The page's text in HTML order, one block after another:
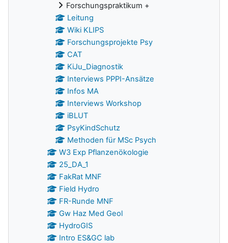
Forschungspraktikum +
Leitung
Wiki KLIPS
Forschungsprojekte Psy
CAT
KiJu_Diagnostik
Interviews PPPI-Ansätze
Infos MA
Interviews Workshop
iBLUT
PsyKindSchutz
Methoden für MSc Psych
W3 Exp Pflanzenökologie
25_DA_1
FakRat MNF
Field Hydro
FR-Runde MNF
Gw Haz Med Geol
HydroGIS
Intro ES&GC lab